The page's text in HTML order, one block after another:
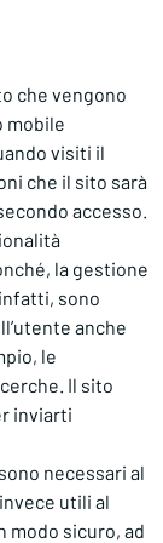
che vengono
mobile
visiti il
che il sito sarà
accesso.
la gestione
sono
anche
le
Il sito
inviarti
necessari al
utili al
modo sicuro, ad